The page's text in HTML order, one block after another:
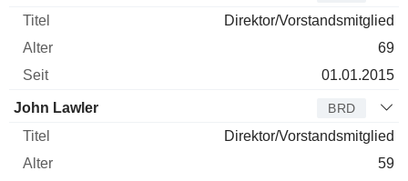
Direktor/Vorstandsmitglied
69
01.01.2015
John Lawler BRD
Direktor/Vorstandsmitglied
59